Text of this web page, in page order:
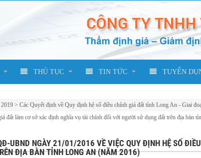
THỦ TỤC TIN TỨC TUYỂN
> Các Quyết định về Quy định hệ số điều chỉnh giá đất tỉnh Long An - Giai
làm cơ sở xác định nghĩa vụ tài chính đối với người sử dụng đất trên địa bàn
UBND NGÀY 21/01/2016 VỀ VIỆC QUY ĐỊNH HỆ SỐ
ĐỊA BÀN TỈNH LONG AN (NĂM 2016)